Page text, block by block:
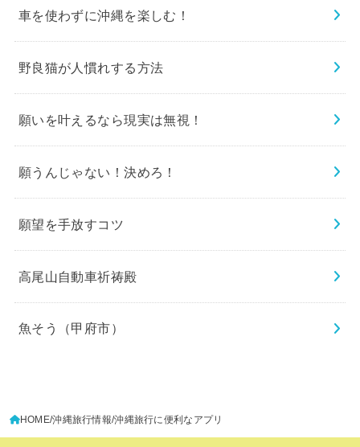
車を使わずに沖縄を楽しむ！
野良猫が人慣れする方法
願いを叶えるなら現実は無視！
願うんじゃない！決めろ！
願望を手放すコツ
高尾山自動車祈祷殿
魚そう（甲府市）
HOME 沖縄旅行情報 沖縄旅行に便利なアプリ